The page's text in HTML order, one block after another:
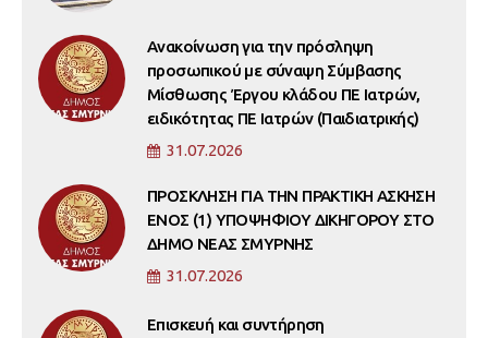
Ανακοίνωση για την πρόσληψη
προσωπικού με σύναψη Σύμβασης
Μίσθωσης Έργου κλάδου ΠΕ Ιατρών,
ειδικότητας ΠΕ Ιατρών (Παιδιατρικής)
31.07.2026
ΠΡΟΣΚΛΗΣΗ ΓΙΑ ΤΗΝ ΠΡΑΚΤΙΚΗ ΑΣΚΗΣΗ
ΕΝΟΣ (1) ΥΠΟΨΗΦΙΟΥ ΔΙΚΗΓΟΡΟΥ ΣΤΟ
ΔΗΜΟ ΝΕΑΣ ΣΜΥΡΝΗΣ
31.07.2026
Επισκευή και συντήρηση